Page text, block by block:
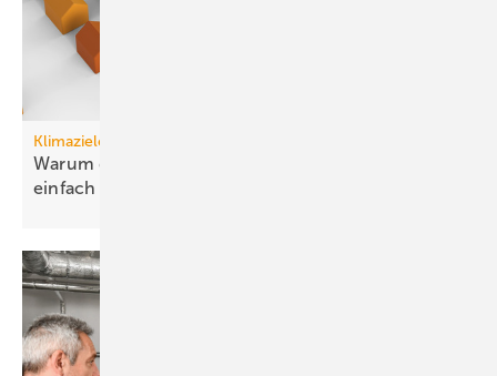
Klimaziele
Warum die Dekarbonisierung von Gebäuden nun
einfach